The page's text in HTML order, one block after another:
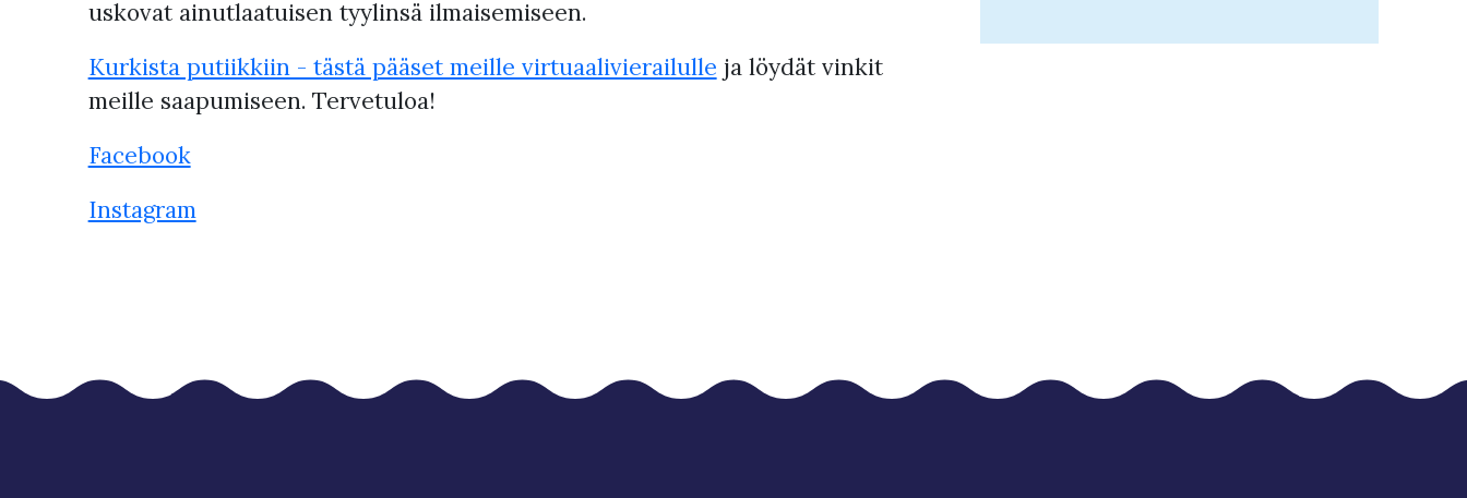
uskovat ainutlaatuisen tyylinsä ilmaisemiseen.
Kurkista putiikkiin - tästä pääset meille virtuaalivierailulle ja löydät vinkit
meille saapumiseen. Tervetuloa!
Facebook
Instagram